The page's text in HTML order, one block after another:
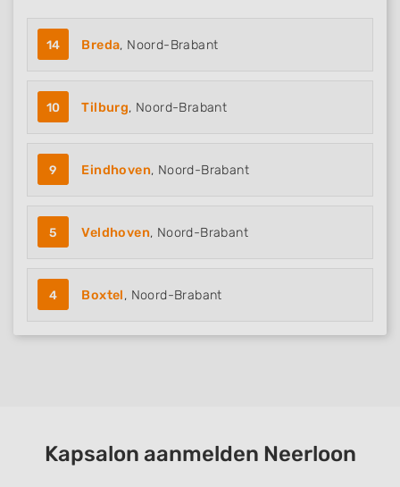
14 Breda, Noord-Brabant
10 Tilburg, Noord-Brabant
9 Eindhoven, Noord-Brabant
5 Veldhoven, Noord-Brabant
4 Boxtel, Noord-Brabant
Kapsalon aanmelden Neerloon